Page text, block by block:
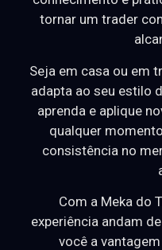
tornar um trader
Seja em casa ou em
adapta ao seu estilo
aprenda e aplique
qualquer
consistência no
Com a Meka do
experiência andam
você a